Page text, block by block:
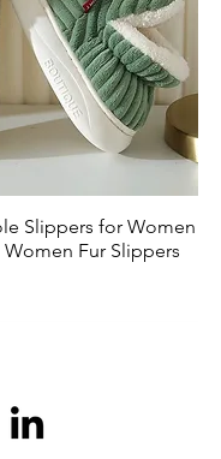
rapide
Slippers for Women
Fur Slippers